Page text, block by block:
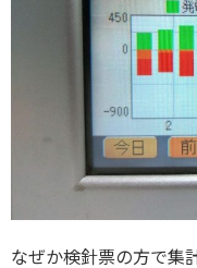
なぜか検針票の方で集